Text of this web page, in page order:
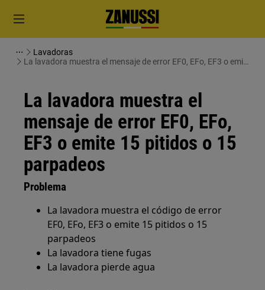
Lavadoras
La lavadora muestra el mensaje de error EF0, EFo, EF3 o emite
La lavadora muestra el
mensaje de error EF0, EFo,
EF3 o emite 15 pitidos o 15
parpadeos
Problema
La lavadora muestra el código de error
EF0, EFo, EF3 o emite 15 pitidos o 15
parpadeos
La lavadora tiene fugas
La lavadora pierde agua